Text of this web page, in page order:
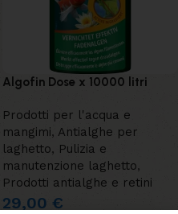
Algofin Dose x 10000 litri
Prodotti per l'acqua e
mangimi, Antialghe per
laghetto, Pulizia e
manutenzione laghetto,
Prodotti antialghe e retini
29,00 €